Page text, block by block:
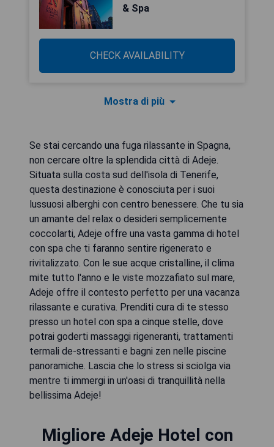
& Spa
CHECK AVAILABILITY
Mostra di più
Se stai cercando una fuga rilassante in Spagna,
non cercare oltre la splendida città di Adeje.
Situata sulla costa sud dell'isola di Tenerife,
questa destinazione è conosciuta per i suoi
lussuosi alberghi con centro benessere. Che tu sia
un amante del relax o desideri semplicemente
coccolarti, Adeje offre una vasta gamma di hotel
con spa che ti faranno sentire rigenerato e
rivitalizzato. Con le sue acque cristalline, il clima
mite tutto l'anno e le viste mozzafiato sul mare,
Adeje offre il contesto perfetto per una vacanza
rilassante e curativa. Prenditi cura di te stesso
presso un hotel con spa a cinque stelle, dove
potrai goderti massaggi rigeneranti, trattamenti
termali de-stressanti e bagni zen nelle piscine
panoramiche. Lascia che lo stress si sciolga via
mentre ti immergi in un'oasi di tranquillità nella
bellissima Adeje!
Migliore Adeje Hotel con